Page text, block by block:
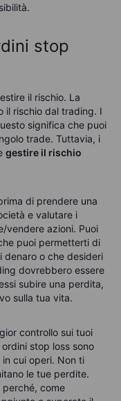
stop
il rischio. La
il rischio dal trading. I
significa che puoi
trade. Tuttavia, i
gestire il rischio
di prendere una
e valutare i
vendere azioni. Puoi
puoi permetterti di
denaro o che desideri
dovrebbero essere
subire una perdita,
sulla tua vita.
controllo sui tuoi
stop loss sono
cui operi. Non ti
le tue perdite.
come